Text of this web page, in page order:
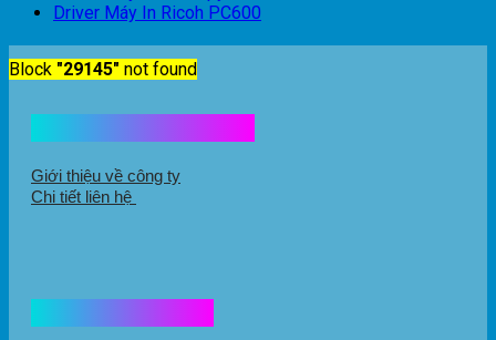
Driver Máy In Ricoh PC600
Block "29145" not found
Giới thiệu về công ty
Chi tiết liên hệ